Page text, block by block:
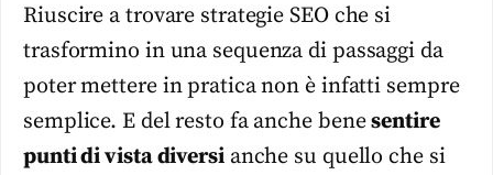
Riuscire a trovare strategie SEO che si
trasformino in una sequenza di passaggi da
poter mettere in pratica non è infatti sempre
semplice. E del resto fa anche benesentire
punti di vista diversianche su quello che si